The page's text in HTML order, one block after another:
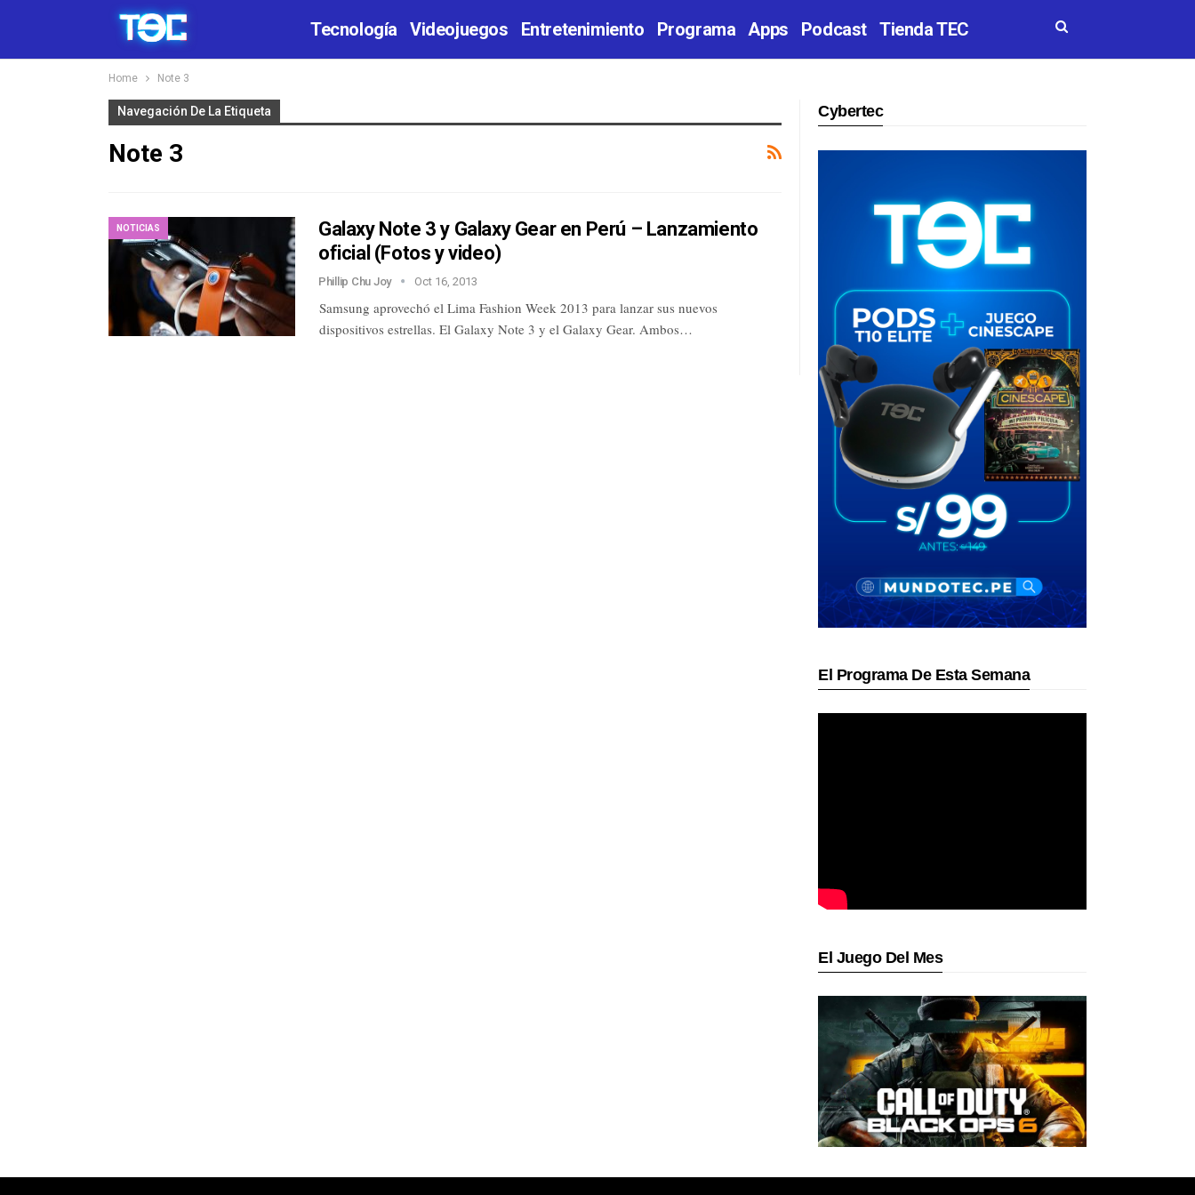
Tecnología Videojuegos Entretenimiento Programa Apps Podcast Tienda TEC
Home Note 3
Navegación De La Etiqueta
Note 3
NOTICIAS
Galaxy Note 3 y Galaxy Gear en Perú – Lanzamiento
oficial (Fotos y video)
Phillip Chu Joy Oct 16, 2013
Samsung aprovechó el Lima Fashion Week 2013 para lanzar sus nuevos
dispositivos estrellas. El Galaxy Note 3 y el Galaxy Gear. Ambos…
Cybertec
El Programa De Esta Semana
El Juego Del Mes